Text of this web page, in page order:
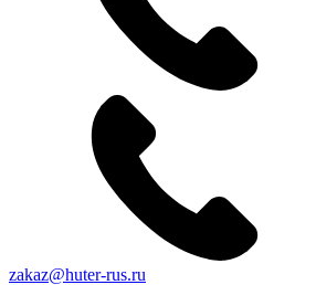
zakaz@huter-rus.ru